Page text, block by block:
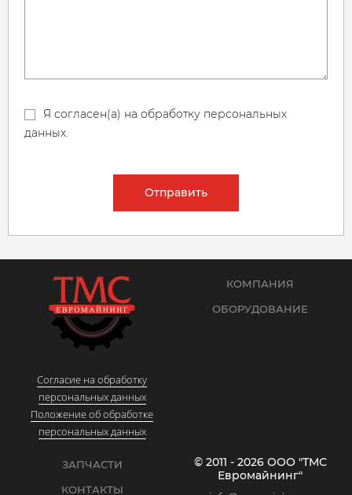
Я согласен(а) на обработку персональных
данных.
Отправить
Согласие на обработку
персональных данных
Положение об обработке
персональных данных
КОМПАНИЯ
ОБОРУДОВАНИЕ
ЗАПЧАСТИ
КОНТАКТЫ
© 2011 - 2026 ООО "ТМС
Евромайнинг"